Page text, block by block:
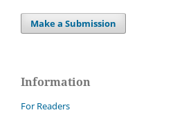
Make a Submission
Information
For Readers